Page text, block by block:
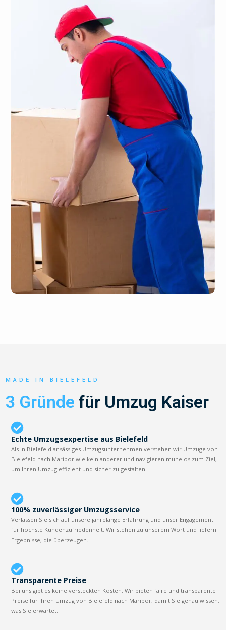
MADE IN BIELEFELD
3 Gründe für Umzug Kaiser
Echte Umzugsexpertise aus Bielefeld
Als in Bielefeld ansässiges Umzugsunternehmen verstehen wir Umzüge von
Bielefeld nach Maribor wie kein anderer und navigieren mühelos zum Ziel,
um Ihren Umzug effizient und sicher zu gestalten.
100% zuverlässiger Umzugsservice
Verlassen Sie sich auf unsere jahrelange Erfahrung und unser Engagement
für höchste Kundenzufriedenheit. Wir stehen zu unserem Wort und liefern
Ergebnisse, die überzeugen.
Transparente Preise
Bei uns gibt es keine versteckten Kosten. Wir bieten faire und transparente
Preise für Ihren Umzug von Bielefeld nach Maribor, damit Sie genau wissen,
was Sie erwartet.